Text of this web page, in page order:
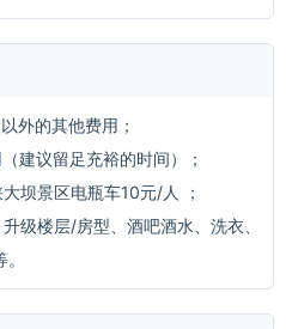
外的其他费用；
建议留足充裕的时间）；
坝景区电瓶车10元/人 ；
级楼层/房型、酒吧酒水、洗衣、